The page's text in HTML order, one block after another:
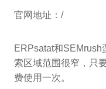
官网地址：/
ERPsatat和SEMrush
索区域范围很窄，只
费使用一次。